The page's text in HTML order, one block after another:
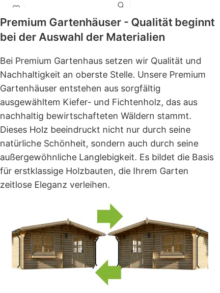
Premium Gartenhäuser - Qualität beginnt
bei der Auswahl der Materialien
Bei Premium Gartenhaus setzen wir Qualität und
Nachhaltigkeit an oberste Stelle. Unsere Premium
Gartenhäuser entstehen aus sorgfältig
ausgewähltem Kiefer- und Fichtenholz, das aus
nachhaltig bewirtschafteten Wäldern stammt.
Dieses Holz beeindruckt nicht nur durch seine
natürliche Schönheit, sondern auch durch seine
außergewöhnliche Langlebigkeit. Es bildet die Basis
für erstklassige Holzbauten, die Ihrem Garten
zeitlose Eleganz verleihen.